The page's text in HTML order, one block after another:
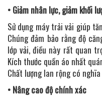
• Giảm nhân lực, giảm khối
Sử dụng máy trải vải giúp
Chúng đảm bảo rằng độ
lớp vải, điều này rất quan
Kích thước quần áo nhất
Chất lượng lan rộng có
• Nâng cao độ chính xác